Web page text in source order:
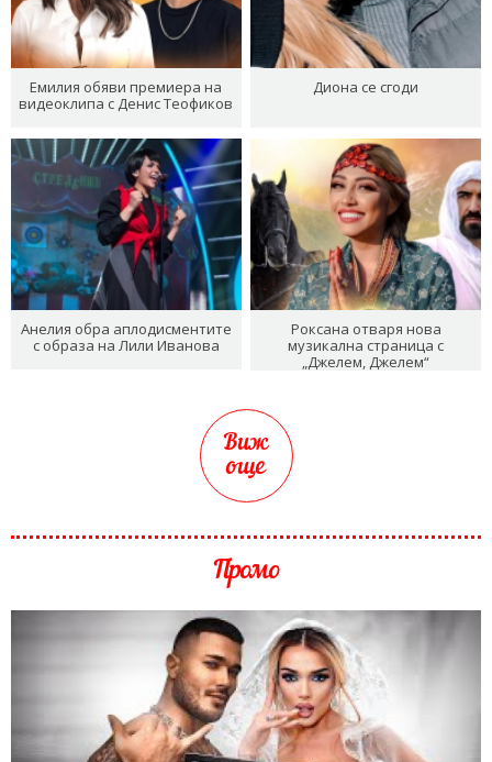
Емилия обяви премиера на
видеоклипа с Денис Теофиков
Диона се сгоди
Анелия обра аплодисментите
с образа на Лили Иванова
Роксана отваря нова
музикална страница с
„Джелем, Джелем“
Виж
още
Промо